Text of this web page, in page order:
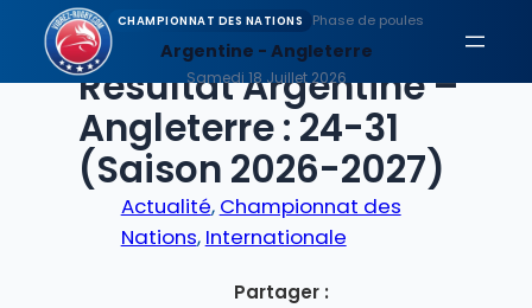
contenu
EN DIRECT
Résultat Argentine –
Angleterre : 24-31
(Saison 2026-2027)
Actualité, Championnat des
Nations, Internationale
Partager :
CHAMPIONNAT DES NATIONS Phase de poules
Argentine - Angleterre
Samedi 18 Juillet 2026